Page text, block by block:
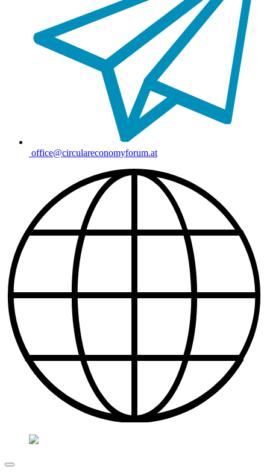
office@circulareconomyforum.at